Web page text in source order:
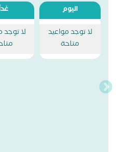
اليوم
لا توجد مواعيد
متاحة
لا توجد